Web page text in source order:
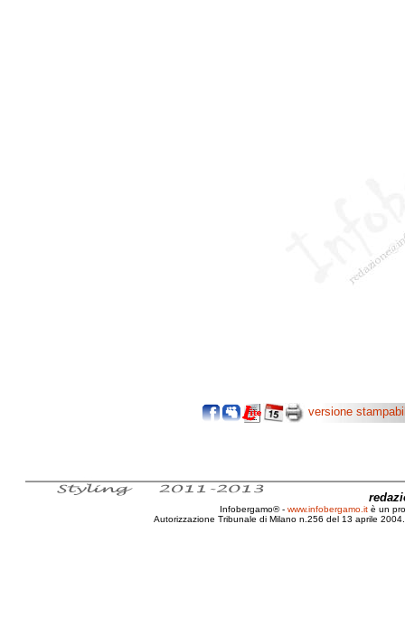
versione
Infobergamo® - www.infobergamo.it è un
Autorizzazione Tribunale di Milano n.256 del 13 aprile